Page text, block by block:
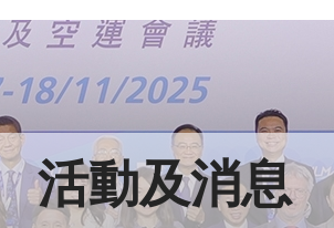
創新技術
活動及消息